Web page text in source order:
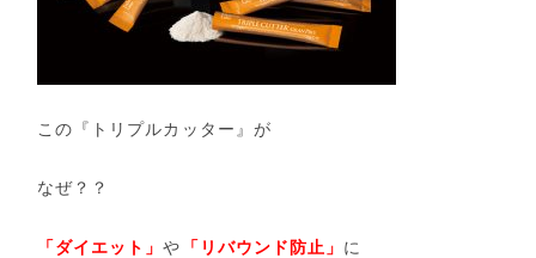
この『トリプルカッター』が
なぜ？？
「ダイエット」や 「リバウンド防止」 に